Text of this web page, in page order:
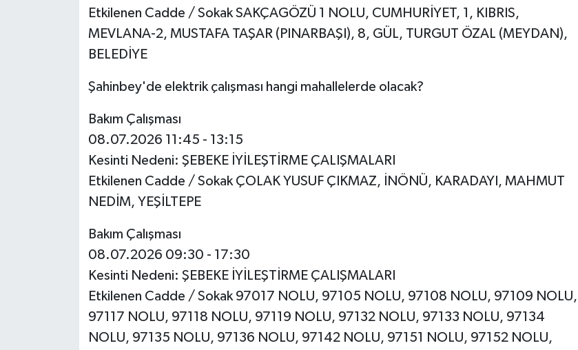
Etkilenen Cadde / Sokak SAKÇAGÖZÜ 1 NOLU, CUMHURİYET, 1, KIBRIS,
MEVLANA-2, MUSTAFA TAŞAR (PINARBAŞI), 8, GÜL, TURGUT ÖZAL (MEYDAN),
BELEDİYE
Şahinbey'de elektrik çalışması hangi mahallelerde olacak?
Bakım Çalışması
08.07.2026 11:45 - 13:15
Kesinti Nedeni: ŞEBEKE İYİLEŞTİRME ÇALIŞMALARI
Etkilenen Cadde / Sokak ÇOLAK YUSUF ÇIKMAZ, İNÖNÜ, KARADAYI, MAHMUT
NEDİM, YEŞİLTEPE
Bakım Çalışması
08.07.2026 09:30 - 17:30
Kesinti Nedeni: ŞEBEKE İYİLEŞTİRME ÇALIŞMALARI
Etkilenen Cadde / Sokak 97017 NOLU, 97105 NOLU, 97108 NOLU, 97109 NOLU,
97117 NOLU, 97118 NOLU, 97119 NOLU, 97132 NOLU, 97133 NOLU, 97134
NOLU, 97135 NOLU, 97136 NOLU, 97142 NOLU, 97151 NOLU, 97152 NOLU,